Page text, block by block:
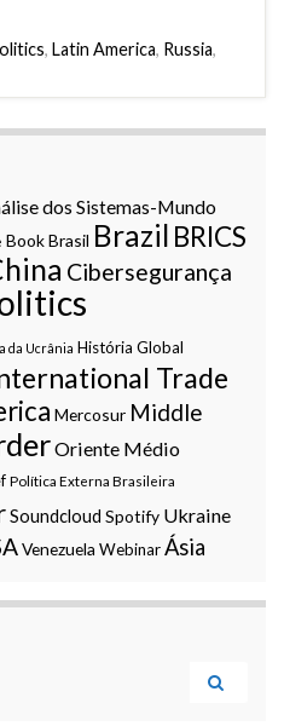
, Latin America, Russia,
dos Sistemas-Mundo
BookBrasil Brazil BRICS
Cibersegurança
da Ucrânia História Global
Trade
Mercosur Middle
Oriente Médio
Política Externa Brasileira
Soundcloud Spotify Ukraine
Venezuela WebinarÁsia